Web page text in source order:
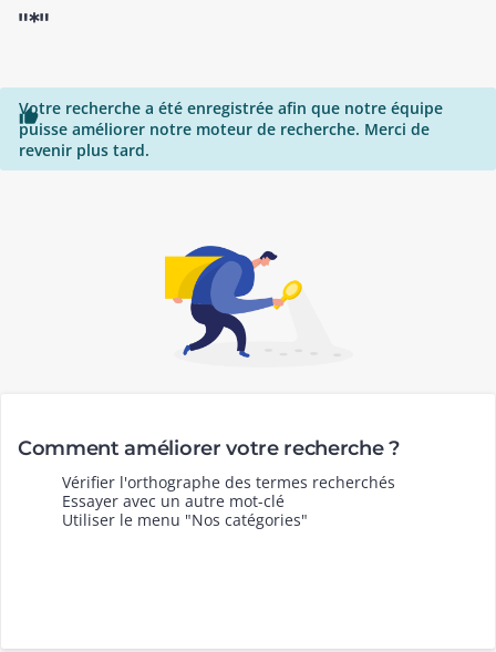
"*"

Votre recherche a été enregistrée afin que notre équipe
puisse améliorer notre moteur de recherche. Merci de
revenir plus tard.
Comment améliorer votre recherche ?
Vérifier l'orthographe des termes recherchés
Essayer avec un autre mot-clé
Utiliser le menu "Nos catégories"